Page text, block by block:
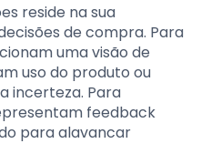
reside na sua
de compra. Para
uma visão de
uso do produto ou
incerteza. Para
feedback
para alavancar